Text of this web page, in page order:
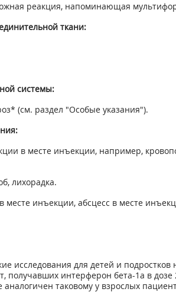
реакция, напоминающая
ткани:
системы:
(см. раздел "Особые указания").
в месте инъекции, например,
лихорадка.
месте инъекции, абсцесс в месте
исследования для детей и
получавших интерферон бета-1а в
таковому у взрослых